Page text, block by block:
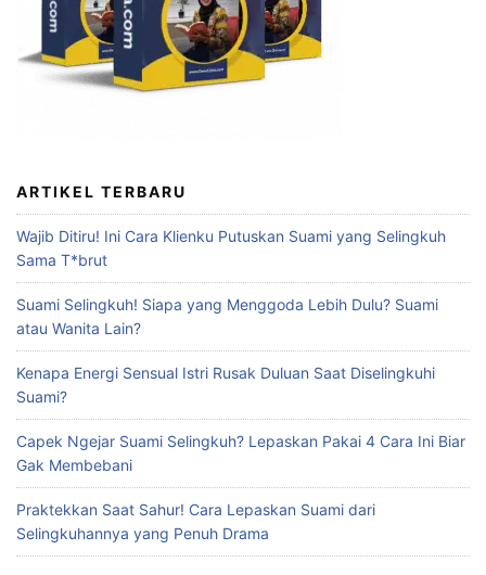
ARTIKEL TERBARU
Wajib Ditiru! Ini Cara Klienku Putuskan Suami yang Selingkuh
Sama T*brut
Suami Selingkuh! Siapa yang Menggoda Lebih Dulu? Suami
atau Wanita Lain?
Kenapa Energi Sensual Istri Rusak Duluan Saat Diselingkuhi
Suami?
Capek Ngejar Suami Selingkuh? Lepaskan Pakai 4 Cara Ini Biar
Gak Membebani
Praktekkan Saat Sahur! Cara Lepaskan Suami dari
Selingkuhannya yang Penuh Drama